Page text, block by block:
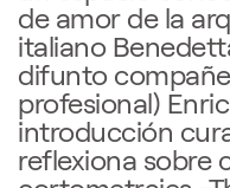
de amor de la
italiano
difunto
profesional)
introducción
reflexiona sobre